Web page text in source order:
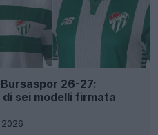
26-27:
sei modelli firmata